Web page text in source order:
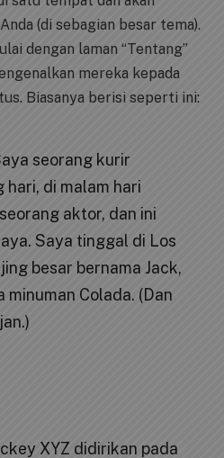
(di sebagian besar tema).
dengan laman “Tentang”
mereka kepada
Biasanya berisi seperti ini:
seorang kurir
hari, di malam hari
aktor, dan ini
Saya tinggal di Los
besar bernama Jack,
minuman Colada. (Dan
XYZ didirikan pada